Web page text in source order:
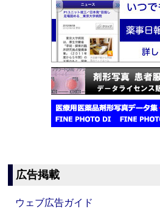
広告掲載
ウェブ広告ガイド